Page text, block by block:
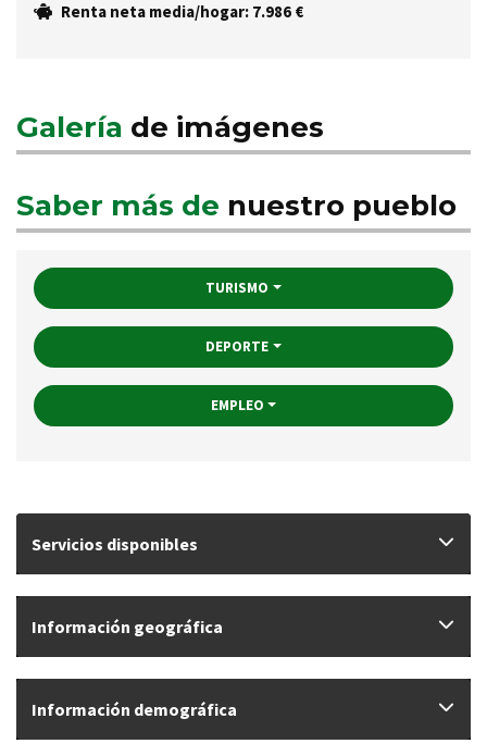
Renta neta media/hogar: 7.986 €
Galería de imágenes
Saber más de nuestro pueblo
TURISMO
DEPORTE
EMPLEO
Servicios disponibles
Información geográfica
Información demográfica